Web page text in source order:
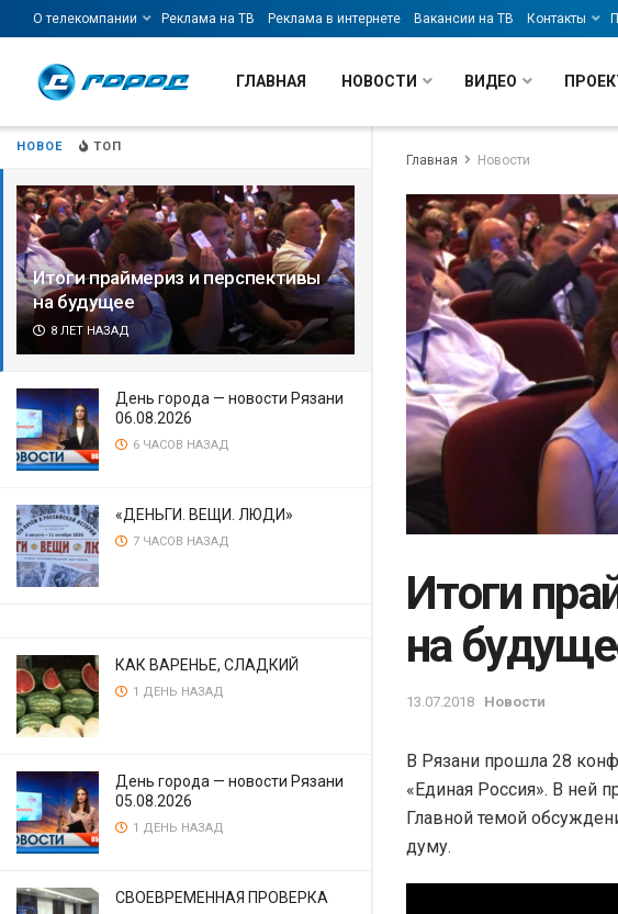
НОВОЕ ТОП
Итоги праймериз и перспективы
на будущее
8 ЛЕТ НАЗАД
День города — новости Рязани
06.08.2026
6 ЧАСОВ НАЗАД
«ДЕНЬГИ. ВЕЩИ. ЛЮДИ»
7 ЧАСОВ НАЗАД
КАК ВАРЕНЬЕ, СЛАДКИЙ
1 ДЕНЬ НАЗАД
День города — новости Рязани
05.08.2026
1 ДЕНЬ НАЗАД
СВОЕВРЕМЕННАЯ ПРОВЕРКА
О телекомпании Реклама на ТВ Реклама в интернете Вакансии на ТВ Контакты
ГЛАВНАЯ НОВОСТИ ВИДЕО
Главная Новости
Итоги
на
13.07.2018 Новости
В Рязани прошла 28
«Единая Россия». В ней
Главной темой
думу.